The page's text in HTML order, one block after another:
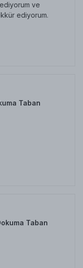
ve
ediyorum.
Taban
Taban